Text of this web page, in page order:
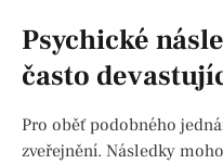
Psychické
často
Pro oběť podobného
zveřejnění. Následky